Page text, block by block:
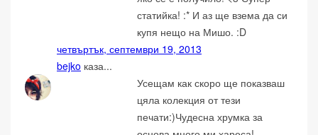
статийка! :* И аз ще взема да си
купя нещо на Мишо. :D
четвъртък, септември 19, 2013
bejko каза...
Усещам как скоро ще показваш
цяла колекция от тези
печати:)Чудесна хрумка за